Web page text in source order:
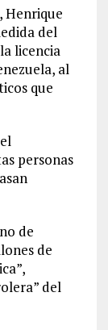
Henrique
del
licencia
al
que
personas
de
de
del